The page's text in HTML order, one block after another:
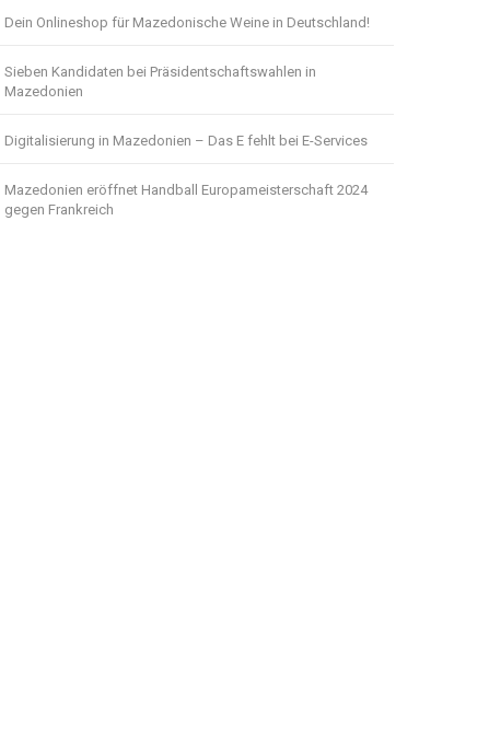
Dein Onlineshop für Mazedonische Weine in Deutschland!
Sieben Kandidaten bei Präsidentschaftswahlen in
Mazedonien
Digitalisierung in Mazedonien – Das E fehlt bei E-Services
Mazedonien eröffnet Handball Europameisterschaft 2024
gegen Frankreich